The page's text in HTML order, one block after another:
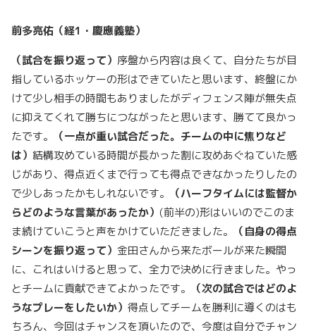
前多亮佑（経1・慶應義塾）
（試合を振り返って） 序盤から内容は良くて、自分たちが目
指しているホッケーの形はできていたと思います、終盤にか
けて少し相手の時間もありましたがディフェンス陣が無失点
に抑えてくれて勝ちにつながったと思います、勝てて良かっ
たです。
（一点が重い試合だった。チームの中に焦りなど
は） 結構攻めている時間が長かった割に攻めあぐねていた感
じがあり、得点近くまで行っても得点できなかったりしたの
で少しあったかもしれないです。
（ハーフタイムには監督か
らどのような言葉があったか） (前半の)形はいいのでこのま
ま続けていこうと声をかけていただきました。
（自身の得点
シーンを振り返って） 金田さんから来たボールが来た瞬間
に、これはいけると思って、全力で決めに行きました。やっ
とチームに貢献できてよかったです。
（次の試合ではどのよ
うなプレーをしたいか） 得点してチームを勝利に導くのはも
ちろん、今回はチャンスを頂いたので、今度は自分でチャン